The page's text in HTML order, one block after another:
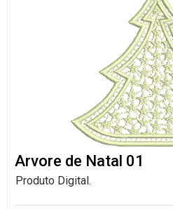
Arvore de Natal 01
Produto Digital.